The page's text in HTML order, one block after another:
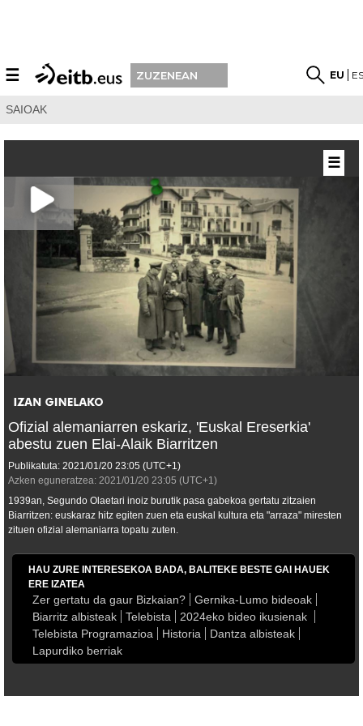
☰ ZUZENEAN EU
SAIOAK
Ofizial alemaniarren eskariz, 'Euskal Ereserkia'
abestu zuen Elai-Alaik Biarritzen
Publikatuta: 2021/01/20 23:05 (UTC+1)
Azken eguneratzea: 2021/01/20 23:05 (UTC+1)
1939an, Segundo Olaetari inoiz burutik pasa gabekoa gertatu zitzaien
Biarritzen: euskaraz hitz egiten zuen eta euskal kultura eta "arraza" miresten
zituen ofizial alemaniarra topatu zuten.
HAU ZURE INTERESEKOA BADA, BALITEKE BESTE GAI HAUEK
ERE IZATEA
Zer gertatu da gaur Bizkaian?
Gernika-Lumo bideoak
Biarritz albisteak
Telebista
2024eko bideo ikusienak
Telebista Programazioa
Historia
Dantza albisteak
Lapurdiko berriak
☰